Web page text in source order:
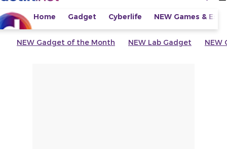
Home Gadget Cyberlife NEW Games &
NEW Gadget of the Month NEW Lab Gadget NEW